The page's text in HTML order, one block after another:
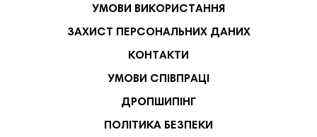
УМОВИ ВИКОРИСТАННЯ
ЗАХИСТ ПЕРСОНАЛЬНИХ ДАНИХ
КОНТАКТИ
УМОВИ СПІВПРАЦІ
ДРОПШИПІНГ
ПОЛІТИКА БЕЗПЕКИ